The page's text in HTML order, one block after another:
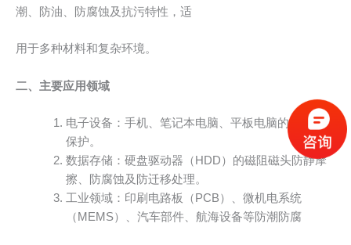
潮、防油、防腐蚀及抗污特性，适
用于多种材料和复杂环境。
二、主要应用领域
电子设备：手机、笔记本电脑、平板电脑的电路板
保护。
数据存储：硬盘驱动器（HDD）的磁阻磁头防静摩
擦、防腐蚀及防迁移处理。
工业领域：印刷电路板（PCB）、微机电系统
（MEMS）、汽车部件、航海设备等防潮防腐